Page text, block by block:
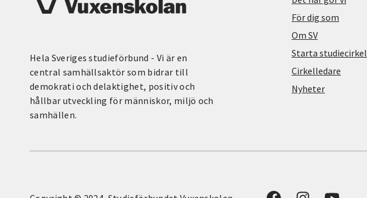
Hela Sveriges studieförbund - Vi är en
central samhällsaktör som bidrar till
demokrati och delaktighet, positiv och
hållbar utveckling för människor, miljö och
samhällen.
För dig som
Om SV
Starta studiecirkel
Cirkelledare
Nyheter